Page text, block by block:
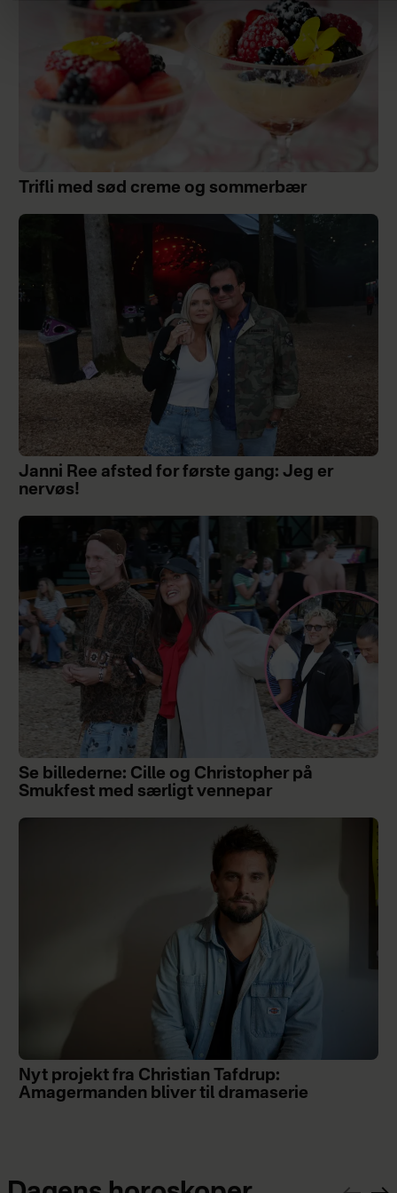
Trifli med sød creme og sommerbær
Janni Ree afsted for første gang: Jeg er
nervøs!
Se billederne: Cille og Christopher på
Smukfest med særligt vennepar
Nyt projekt fra Christian Tafdrup:
Amagermanden bliver til dramaserie